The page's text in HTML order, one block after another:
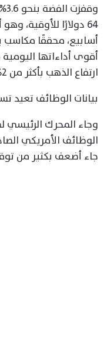
64 دولارًا
أقوى أداءاتها اليومية
ارتفاع الذهب بأكثر من 2% إلى محيط 4400 دولار للأوقية.
بيانات الوظائف تعيد
وجاء المحرك الرئيسي
الوظائف الأمريكي
جاء أضعف بكثير من